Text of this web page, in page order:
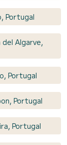
Portugal
Algarve,
Portugal
Portugal
Portugal